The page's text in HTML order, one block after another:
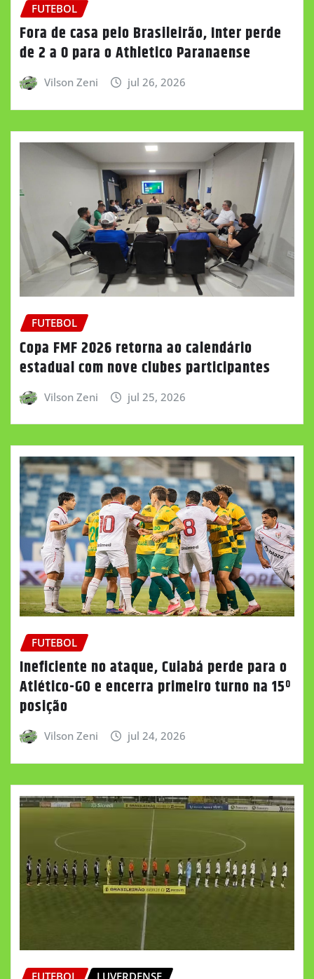
FUTEBOL
Fora de casa pelo Brasileirão, Inter perde
de 2 a 0 para o Athletico Paranaense
Vilson Zeni jul 26, 2026
FUTEBOL
Copa FMF 2026 retorna ao calendário
estadual com nove clubes participantes
Vilson Zeni jul 25, 2026
FUTEBOL
Ineficiente no ataque, Cuiabá perde para o
Atlético-GO e encerra primeiro turno na 15º
posição
Vilson Zeni jul 24, 2026